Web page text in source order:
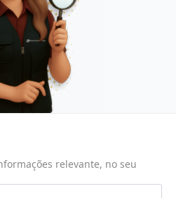
relevante, no seu